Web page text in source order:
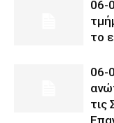
06-
το
06-
τις